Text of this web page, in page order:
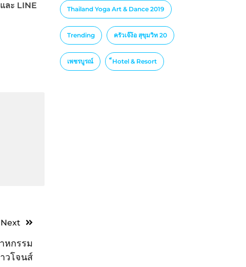
Thailand Yoga Art & Dance 2019
Trending ครัวเจ๊ง้อ สุขุมวิท 20
เพชรบูรณ์ ็Hotel & Resort
ละ LINE
Next
หกรรม
วโจนส์